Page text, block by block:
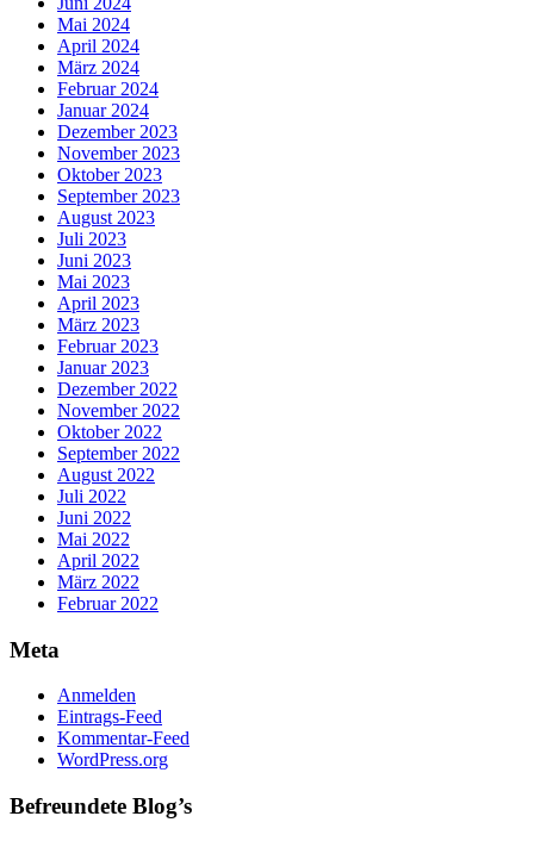
Mai 2024
April 2024
März 2024
Februar 2024
Januar 2024
Dezember 2023
November 2023
Oktober 2023
September 2023
August 2023
Juli 2023
Juni 2023
Mai 2023
April 2023
März 2023
Februar 2023
Januar 2023
Dezember 2022
November 2022
Oktober 2022
September 2022
August 2022
Juli 2022
Juni 2022
Mai 2022
April 2022
März 2022
Februar 2022
Meta
Anmelden
Eintrags-Feed
Kommentar-Feed
WordPress.org
Befreundete Blog’s